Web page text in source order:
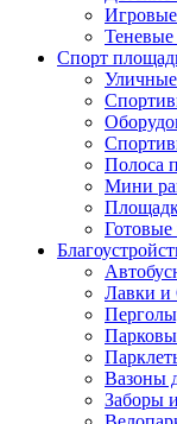
Спорт
Полоса
Мини
Лавки и
Вазоны
Заборы